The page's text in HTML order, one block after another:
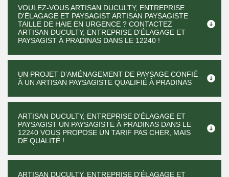
VOULEZ-VOUS ARTISAN DUCULTY, ENTREPRISE
D'ÉLAGAGE ET PAYSAGIST ARTISAN PAYSAGISTE
TAILLE DE HAIE EN URGENCE ? CONTACTEZ
ARTISAN DUCULTY, ENTREPRISE D'ÉLAGAGE ET
PAYSAGIST À PRADINAS DANS LE 12240 !
UN PROJET D’AMÉNAGEMENT DE PAYSAGE CONFIÉ
À UN ARTISAN PAYSAGISTE QUALIFIÉ À PRADINAS
ARTISAN DUCULTY, ENTREPRISE D'ÉLAGAGE ET
PAYSAGIST UN PAYSAGISTE À PRADINAS DANS LE
12240 VOUS PROPOSE UN TARIF PAS CHER, MAIS
DE QUALITÉ !
ARTISAN DUCULTY, ENTREPRISE D'ÉLAGAGE ET